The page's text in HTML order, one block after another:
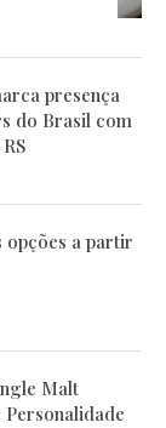
presença
do Brasil com
opções a partir
Malt